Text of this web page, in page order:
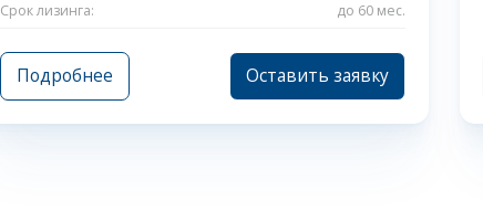
Срок лизинга:
до 60 мес.
Подробнее Оставить заявку